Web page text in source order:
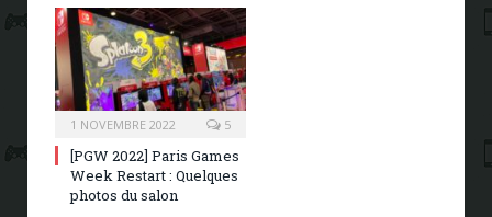
1 NOVEMBRE 2022 5
[PGW 2022] Paris Games
Week Restart : Quelques
photos du salon